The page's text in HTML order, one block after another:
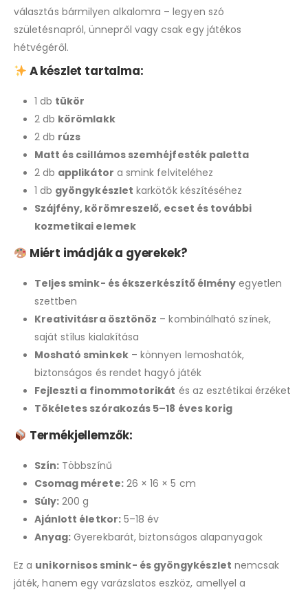
választás bármilyen alkalomra – legyen szó
születésnapról, ünnepről vagy csak egy játékos
hétvégéről.
A készlet tartalma:
1 db tükör
2 db körömlakk
2 db rúzs
Matt és csillámos szemhéjfesték paletta
2 db applikátor a smink felviteléhez
1 db gyöngykészlet karkötők készítéséhez
Szájfény, körömreszelő, ecset és további
kozmetikai elemek
Miért imádják a gyerekek?
Teljes smink- és ékszerkészítő élmény egyetlen
szettben
Kreativitásra ösztönöz – kombinálható színek,
saját stílus kialakítása
Mosható sminkek– könnyen lemoshatók,
biztonságos és rendet hagyó játék
Fejleszti a finommotorikát és az esztétikai érzéket
Tökéletes szórakozás 5–18 éves korig
Termékjellemzők:
Szín: Többszínű
Csomag mérete:26 × 16 × 5 cm
Súly: 200 g
Ajánlott életkor:5–18 év
Anyag: Gyerekbarát, biztonságos alapanyagok
Ez a unikornisos smink- és gyöngykészlet nemcsak
játék, hanem egy varázslatos eszköz, amellyel a